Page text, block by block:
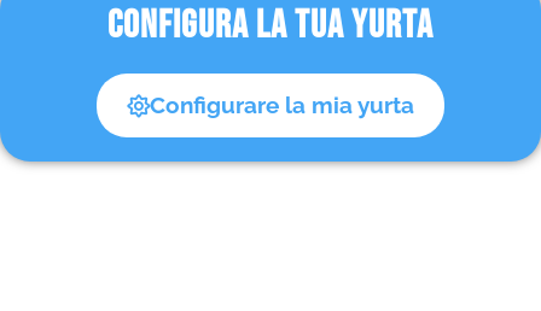
CONFIGURA LA TUA YURTA
Configurare la mia yurta